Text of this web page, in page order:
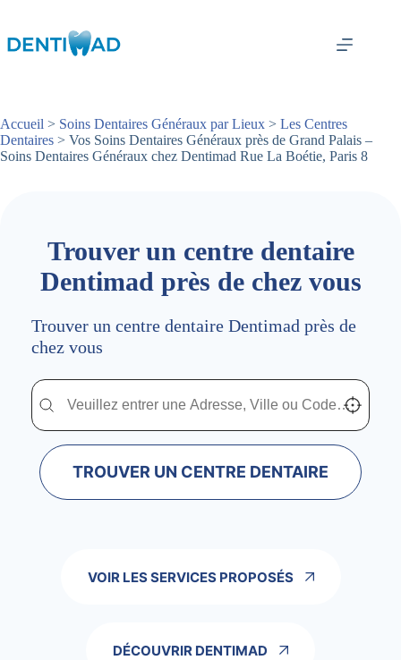
contenu
Accueil > Soins Dentaires Généraux par Lieux > Les Centres
Dentaires > Vos Soins Dentaires Généraux près de Grand Palais –
Soins Dentaires Généraux chez Dentimad Rue La Boétie, Paris 8
Trouver un centre dentaire
Dentimad près de chez vous
Trouver un centre dentaire Dentimad près de
chez vous
Trouver un centre dentaire Dentimad près de
Trouver un centre dentaire Dentimad près de chez vous Localisez-
TROUVER UN CENTRE DENTAIRE
VOIR LES SERVICES PROPOSÉS
DÉCOUVRIR DENTIMAD